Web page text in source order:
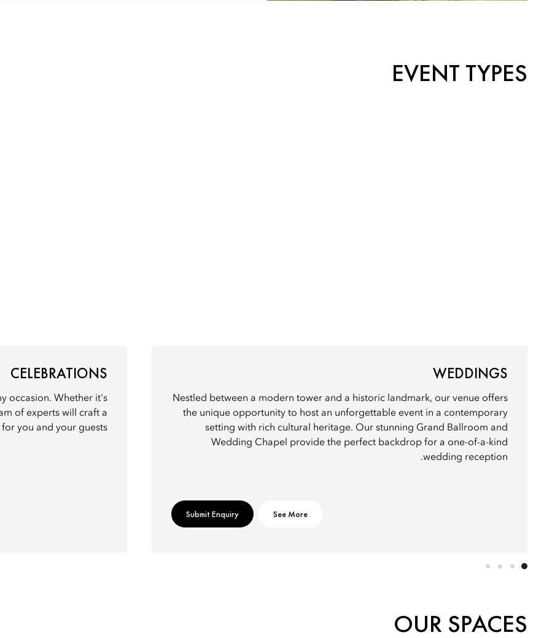
EVENT TYPES
WEDDINGS
Nestled between a modern tower and a historic landmark, our venue offers
the unique opportunity to host an unforgettable event in a contemporary
setting with rich cultural heritage. Our stunning Grand Ballroom and
Wedding Chapel provide the perfect backdrop for a one-of-a-kind
wedding reception.
See More
Submit Enquiry
CELEBRATIONS
occasion. Whether it's
of experts will craft a
you and your guests.
OUR SPACES